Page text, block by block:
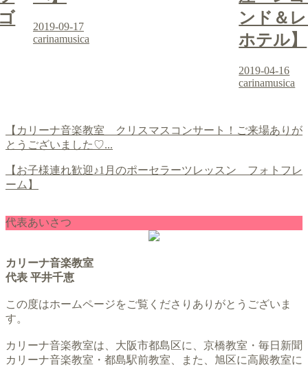
2019-09-17
carinamusica
ンド＆
ホテル】
2019-04-16
carinamusica
【カリーナ音楽教室 クリスマスコンサート！ご来場ありが
とうございました♡...
【お子様連れ歓迎♪1月のポーセラーツレッスン フォトフレ
ーム】
代表あいさつ
カリーナ音楽教室
代表 平井千恵
この度はホームページをご覧くださりありがとうございま
す。
カリーナ音楽教室は、大阪市都島区に、京橋教室・毎日新聞
カリーナ音楽教室・都島駅前教室、また、旭区に高殿教室に